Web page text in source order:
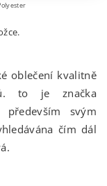
oblečení kvalitně
to je značka
především svým
čím dál